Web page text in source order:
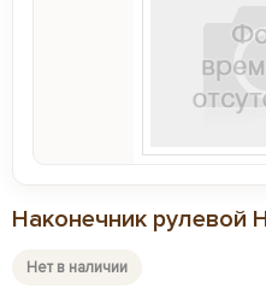
Наконечник рулевой
Нет в наличии